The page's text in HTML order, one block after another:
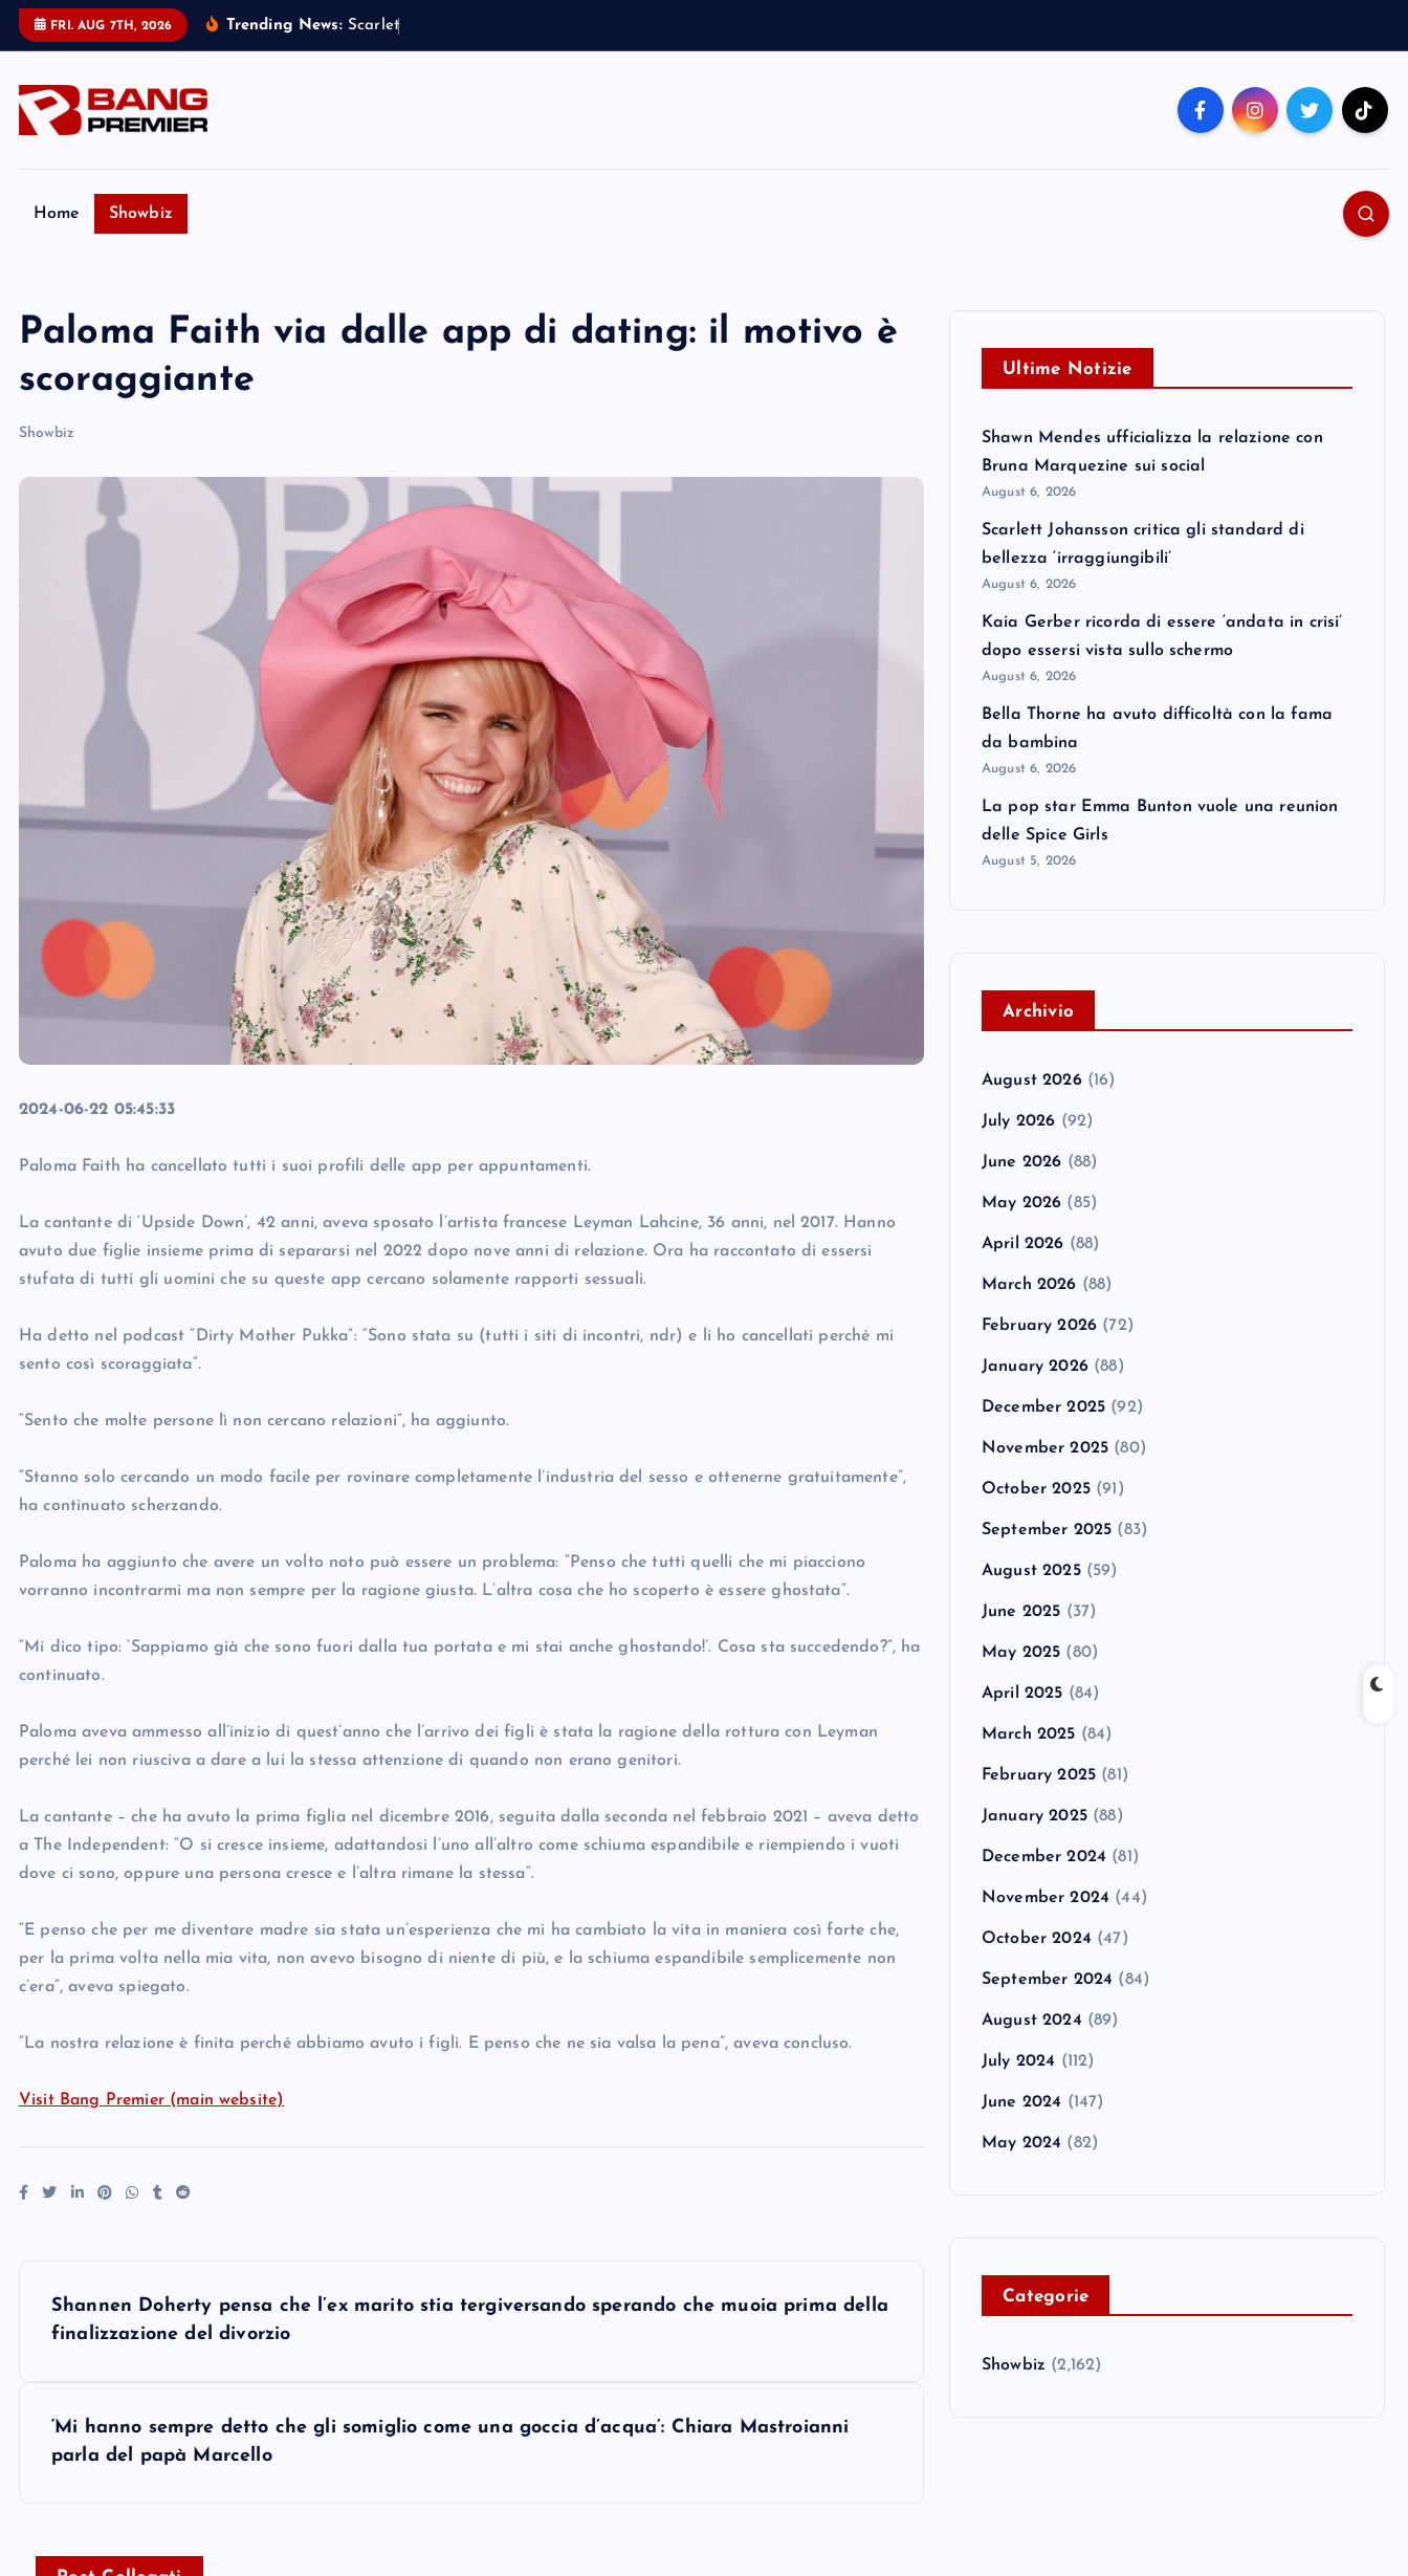
FRI. AUG 7TH, 2026 Trending News: Scar et
Home Showbiz
Paloma Faith via dalle app di dating: il motivo è
scoraggiante
Showbiz
2024-06-22 05:45:33
Paloma Faith ha cancellato tutti i suoi profili delle app per appuntamenti.
La cantante di ‘Upside Down’, 42 anni, aveva sposato l’artista francese Leyman Lahcine, 36 anni, nel 2017. Hanno
avuto due figlie insieme prima di separarsi nel 2022 dopo nove anni di relazione. Ora ha raccontato di essersi
stufata di tutti gli uomini che su queste app cercano solamente rapporti sessuali.
Ha detto nel podcast “Dirty Mother Pukka”: “Sono stata su (tutti i siti di incontri, ndr) e li ho cancellati perché mi
sento così scoraggiata”.
“Sento che molte persone lì non cercano relazioni”, ha aggiunto.
“Stanno solo cercando un modo facile per rovinare completamente l’industria del sesso e ottenerne gratuitamente”,
ha continuato scherzando.
Paloma ha aggiunto che avere un volto noto può essere un problema: “Penso che tutti quelli che mi piacciono
vorranno incontrarmi ma non sempre per la ragione giusta. L’altra cosa che ho scoperto è essere ghostata”.
“Mi dico tipo: ‘Sappiamo già che sono fuori dalla tua portata e mi stai anche ghostando!’. Cosa sta succedendo?”, ha
continuato.
Paloma aveva ammesso all’inizio di quest’anno che l’arrivo dei figli è stata la ragione della rottura con Leyman
perché lei non riusciva a dare a lui la stessa attenzione di quando non erano genitori.
La cantante – che ha avuto la prima figlia nel dicembre 2016, seguita dalla seconda nel febbraio 2021 – aveva detto
a The Independent: “O si cresce insieme, adattandosi l’uno all’altro come schiuma espandibile e riempiendo i vuoti
dove ci sono, oppure una persona cresce e l’altra rimane la stessa”.
“E penso che per me diventare madre sia stata un’esperienza che mi ha cambiato la vita in maniera così forte che,
per la prima volta nella mia vita, non avevo bisogno di niente di più, e la schiuma espandibile semplicemente non
c’era”, aveva spiegato.
“La nostra relazione è finita perché abbiamo avuto i figli. E penso che ne sia valsa la pena”, aveva concluso.
Visit Bang Premier (main website)
Shannen Doherty pensa che l’ex marito stia tergiversando sperando che muoia prima della
finalizzazione del divorzio
‘Mi hanno sempre detto che gli somiglio come una goccia d’acqua’: Chiara Mastroianni
parla del papà Marcello
Ultime Notizie
Shawn Mendes ufficializza la relazione con
Bruna Marquezine sui social
August 6, 2026
Scarlett Johansson critica gli standard di
bellezza ‘irraggiungibili’
August 6, 2026
Kaia Gerber ricorda di essere ‘andata in crisi’
dopo essersi vista sullo schermo
August 6, 2026
Bella Thorne ha avuto difficoltà con la fama
da bambina
August 6, 2026
La pop star Emma Bunton vuole una reunion
delle Spice Girls
August 5, 2026
Archivio
August 2026(16)
July 2026 (92)
June 2026 (88)
May 2026 (85)
April 2026 (88)
March 2026 (88)
February 2026 (72)
January 2026(88)
December 2025 (92)
November 2025 (80)
October 2025(91)
September 2025 (83)
August 2025(59)
June 2025 (37)
May 2025 (80)
April 2025 (84)
March 2025 (84)
February 2025 (81)
January 2025(88)
December 2024 (81)
November 2024 (44)
October 2024 (47)
September 2024 (84)
August 2024 (89)
July 2024 (112)
June 2024 (147)
May 2024 (82)
Categorie
Showbiz (2,162)